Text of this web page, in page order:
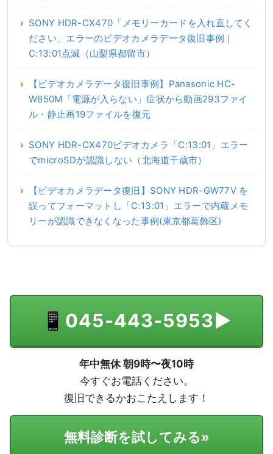
SONY HDR-CX470「メモリーカードを入れ直してく
ださい」エラーのビデオカメラデータ復旧事例｜
C:13:01点滅（山梨県都留市）
【ビデオカメラデータ復旧事例】Panasonic HC-
W850M「電源が入らない」症状から動画293ファイ
ル・静止画19ファイルを復元
SONY HDR-CX470ビデオカメラ「C:13:01」エラー
でmicroSDが認識しない（北海道千歳市）
【ビデオカメラデータ復旧】SONY HDR-GW77V を
誤ってフォーマットし「C:13:01」エラーで内蔵メモ
リーが認識できなくなった事例(東京都葛飾区)
📱 045-443-5953▶
年中無休 朝9時〜夜10時
今すぐお電話ください。
復旧できるかおこたえします！
無料診断を試してみる»